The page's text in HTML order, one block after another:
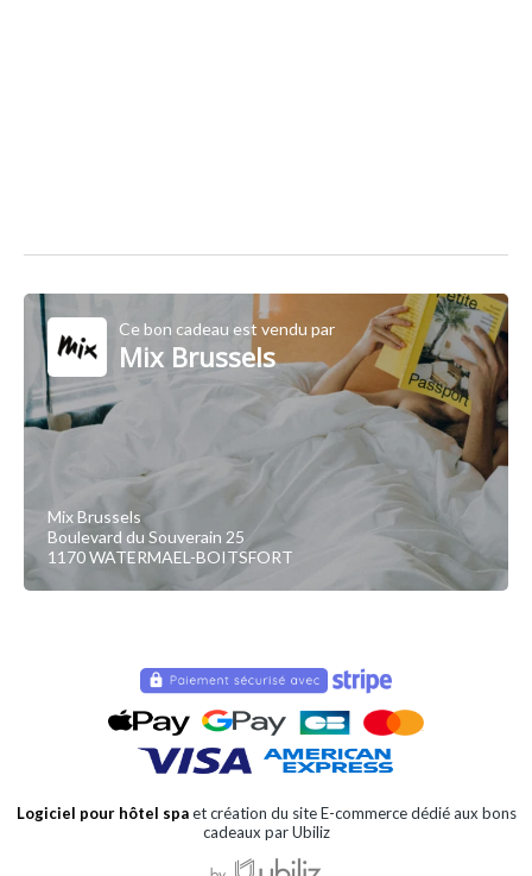
Ce bon cadeau est vendu par
Mix Brussels
Mix Brussels
Boulevard du Souverain 25
1170 WATERMAEL-BOITSFORT
Logiciel pour hôtel spaet création du site E-commerce dédié aux bons
cadeaux par Ubiliz